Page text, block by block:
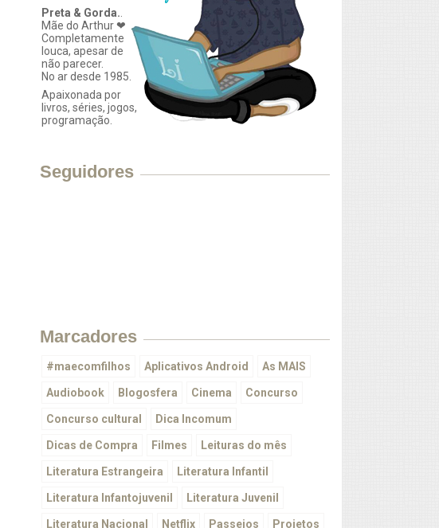
Preta & Gorda.
Mãe do Arthur ❤
Completamente
louca, apesar de
não parecer.
No ar desde 1985.
Apaixonada por
livros, séries, jogos,
programação.
Seguidores
Marcadores
#maecomfilhos Aplicativos Android As MAIS
Audiobook Blogosfera Cinema Concurso
Concurso cultural Dica Incomum
Dicas de Compra Filmes Leituras do mês
Literatura Estrangeira Literatura Infantil
Literatura Infantojuvenil Literatura Juvenil
Literatura Nacional Netflix Passeios Projetos